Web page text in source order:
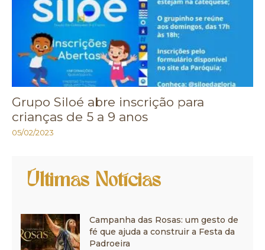
Grupo Siloé abre inscrição para
crianças de 5 a 9 anos
05/02/2023
Últimas Notícias
Campanha das Rosas: um gesto de
fé que ajuda a construir a Festa da
Padroeira